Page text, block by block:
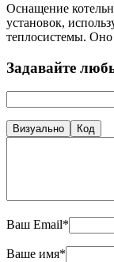
Оснащение
установок,
теплосистемы.
Задавайте
Визуально Код
Ваш Email*
Ваше имя*